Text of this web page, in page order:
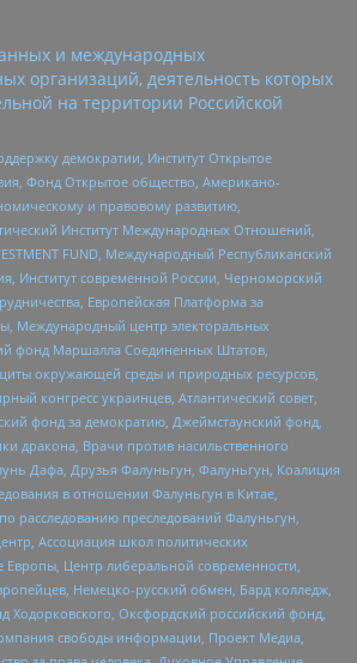
и международных
организаций, деятельность которых
на территории Российской
демократии, Институт Открытое
Фонд Открытое общество, Американо-
и правовому развитию,
Институт Международных Отношений,
FUND, Международный Республиканский
Институт современной России, Черноморский
Европейская Платформа за
Международный центр электоральных
фонд Маршалла Соединенных Штатов,
окружающей среды и природных ресурсов,
конгресс украинцев, Атлантический совет,
фонд за демократию, Джеймстаунский фонд,
дракона, Врачи против насильственного
Дафа, Друзья Фалуньгун, Фалуньгун, Коалиция
в отношении Фалуньгун в Китае,
расследованию преследований Фалуньгун,
Ассоциация школ политических
Европы, Центр либеральной современности,
Немецко-русский обмен, Бард колледж,
Ходорковского, Оксфордский российский фонд,
свободы информации, Проект Медиа,